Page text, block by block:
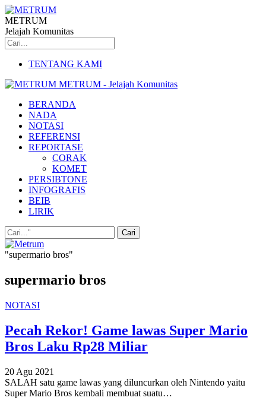
METRUM
Jelajah Komunitas
TENTANG KAMI
METRUM - Jelajah Komunitas
BERANDA
NADA
NOTASI
REFERENSI
REPORTASE
CORAK
KOMET
PERSIBTONE
INFOGRAFIS
BEIB
LIRIK
"supermario bros"
supermario bros
NOTASI
Pecah Rekor! Game lawas Super Mario
Bros Laku Rp28 Miliar
20 Agu 2021
SALAH satu game lawas yang diluncurkan oleh Nintendo yaitu
Super Mario Bros kembali membuat suatu…